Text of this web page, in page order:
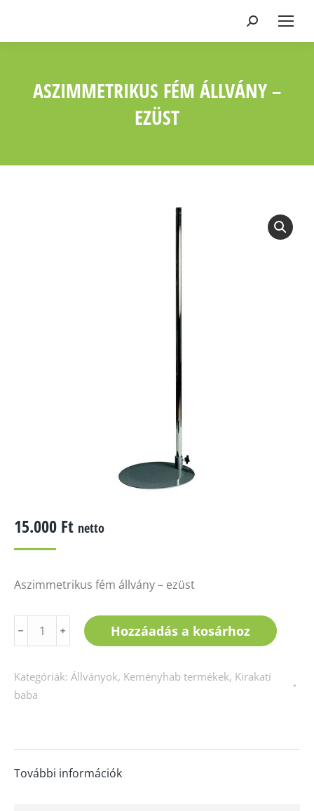
Keresés:
ASZIMMETRIKUS FÉM ÁLLVÁNY –
EZÜST
15.000 Ft netto
Aszimmetrikus fém állvány – ezüst
Aszimmetrikus
fém
-
ezüst
﹣ ﹢ Hozzáadás a kosárhoz
Kategóriák: Állványok, Keményhab termékek, Kirakati
baba
További információk